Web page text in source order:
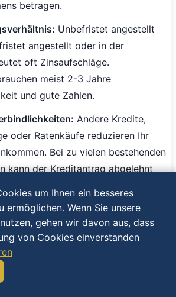
betragen.
Unbefristet angestellt
angestellt oder in der
oft Zinsaufschläge.
meist 2-3 Jahre
und gute Zahlen.
Andere Kredite,
oder Ratenkäufe reduzieren Ihr
Bei zu vielen bestehenden
kann der Kreditantrag abgelehnt
Eigenheim wird positiv bewertet
und Stabilität). Miete ist normal
Wohnortwechsel werden
um Ihnen ein besseres
ermöglichen. Wenn Sie unsere
gehen wir davon aus, dass
von Cookies einverstanden